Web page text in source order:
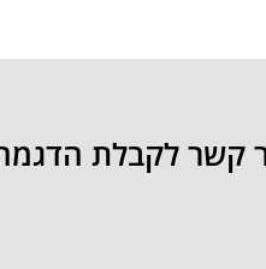
קשר לקבלת